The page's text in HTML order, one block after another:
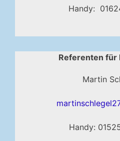
Handy:
Referenten für
Martin
Handy: